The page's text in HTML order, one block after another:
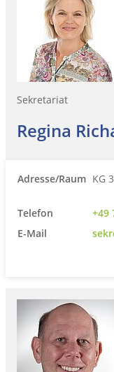
Sekretariat
Regina
Adresse/Raum KG
Telefon
+49
E-Mail